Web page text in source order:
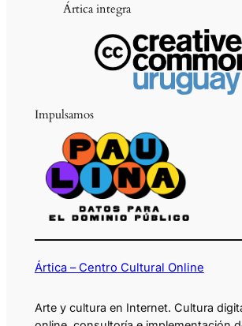
Ártica integra
Impulsamos
Ártica – Centro Cultural Online
Arte y cultura en Internet. Cultura